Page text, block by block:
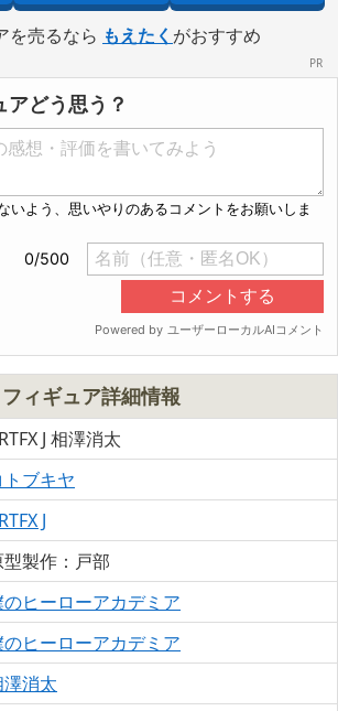
を売るなら もえたく がおすすめ
アどう思う？
フィギュア詳細情報
J 相澤消太
トブキヤ
J
型製作：戸部
のヒーローアカデミア
のヒーローアカデミア
消太